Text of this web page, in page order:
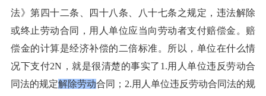
法》第四十二条、四十八条、八十七条之规定，违法解除
或终止劳动合同，用人单位应当向劳动者支付赔偿金。赔
偿金的计算是经济补偿的二倍标准。所以，单位在什么情
况下支付2N，就是很清楚的事实了1.用人单位违反劳动合
同法的规定解除劳动合同； 2.用人单位违反劳动合同法的规